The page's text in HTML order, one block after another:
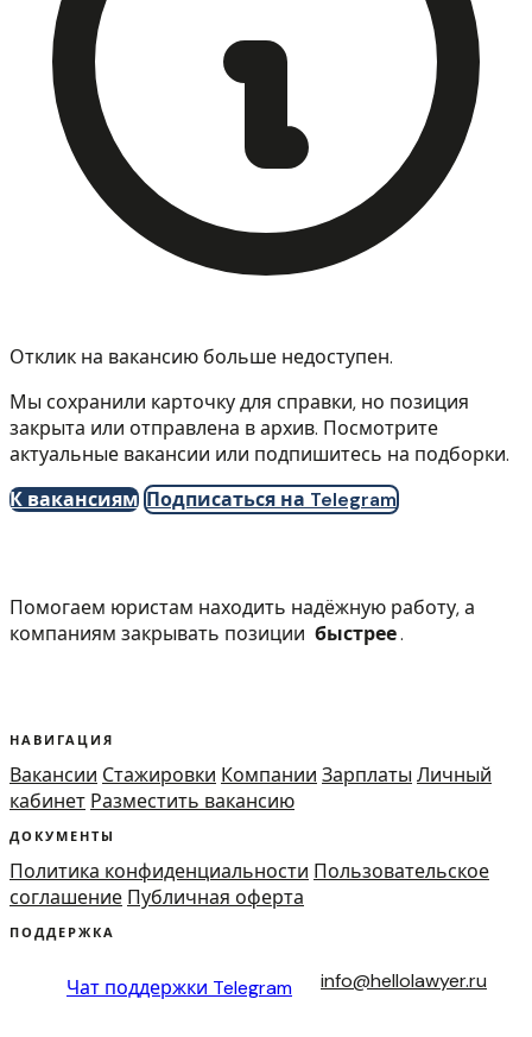
Отклик на вакансию больше недоступен.
Мы сохранили карточку для справки, но позиция
закрыта или отправлена в архив. Посмотрите
актуальные вакансии или подпишитесь на подборки.
К вакансиям Подписаться на Telegram
Помогаем юристам находить надёжную работу, а
компаниям закрывать позиции быстрее.
НАВИГАЦИЯ
Вакансии Стажировки Компании Зарплаты Личный
кабинет Разместить вакансию
ДОКУМЕНТЫ
Политика конфиденциальности Пользовательское
соглашение Публичная оферта
ПОДДЕРЖКА
Чат поддержки Telegram info@hellolawyer.ru